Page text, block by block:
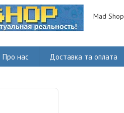
Mad Shop
Про нас Доставка та оплата